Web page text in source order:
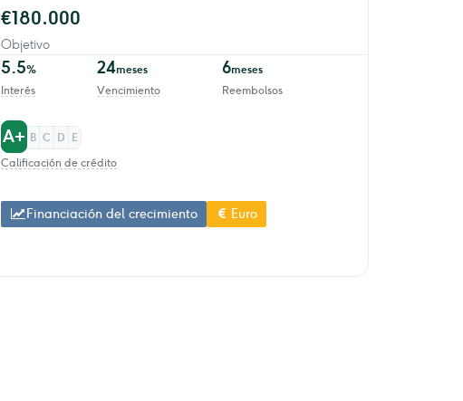
€180.000
Objetivo
5.5%
Interés
24meses
Vencimiento
6meses
Reembolsos
A+ B C D
E
Calificación de crédito
Financiación del crecimiento Euro